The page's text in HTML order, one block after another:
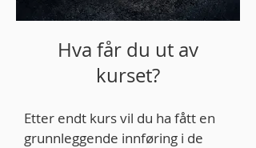
Hva får du ut av
kurset?
Etter endt kurs vil du ha fått en
grunnleggende innføring i de